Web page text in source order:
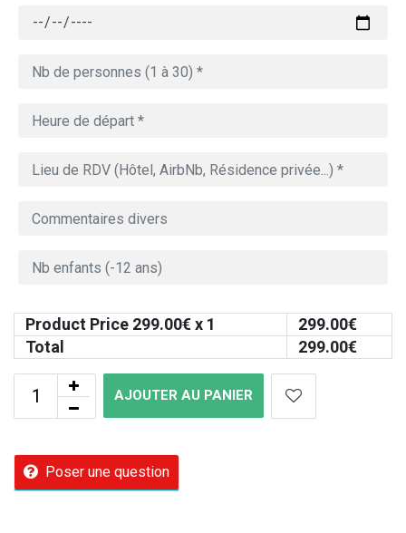
Product Price 299.00€ x 1 299.00€
Total
299.00€
AJOUTER AU PANIER
Poser une question